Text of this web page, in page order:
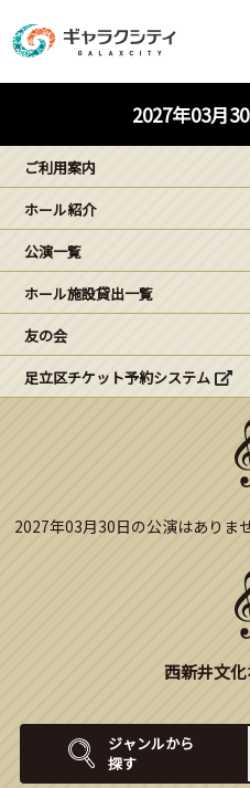
施設案内
西
文化
ギャラクシティとは
こどもみーてぃんぐ
Gがくえん
ブランドからのお知らせ
2027年03月
ご利用案内
ホール紹介
公演一覧
ホール施設貸出一覧
友の会
足立区チケット予約システム
2027年03月30日の公演はありませ
西新井文
ジャンルから
探す